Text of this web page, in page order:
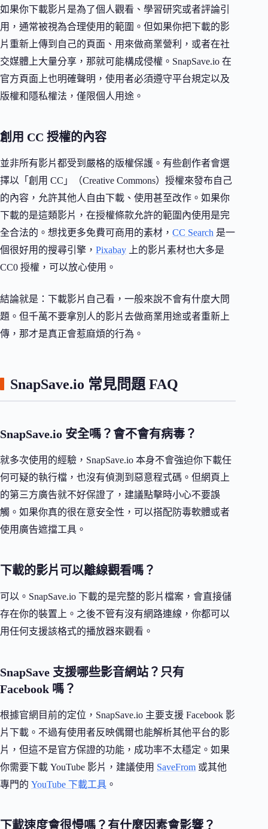
如果你下載影片是為了個人觀看、學習研究或者評論引
用，通常被視為合理使用的範圍。但如果你把下載的影
片重新上傳到自己的頁面、用來做商業營利，或者在社
交媒體上大量分享，那就可能構成侵權。SnapSave.io 在
官方頁面上也明確聲明，使用者必須遵守平台規定以及
版權和隱私權法，僅限個人用途。
創用 CC 授權的內容
並非所有影片都受到嚴格的版權保護。有些創作者會選
擇以「創用 CC」（Creative Commons）授權來發布自己
的內容，允許其他人自由下載、使用甚至改作。如果你
下載的是這類影片，在授權條款允許的範圍內使用是完
全合法的。想找更多免費可商用的素材， CC Search 是一
個很好用的搜尋引擎， Pixabay 上的影片素材也大多是
CC0 授權，可以放心使用。
結論就是：下載影片自己看，一般來說不會有什麼大問
題。但千萬不要拿別人的影片去做商業用途或者重新上
傳，那才是真正會惹麻煩的行為。
SnapSave.io 常見問題 FAQ
SnapSave.io 安全嗎？會不會有病毒？
就多次使用的經驗，SnapSave.io 本身不會強迫你下載任
何可疑的執行檔，也沒有偵測到惡意程式碼。但網頁上
的第三方廣告就不好保證了，建議點擊時小心不要誤
觸。如果你真的很在意安全性，可以搭配防毒軟體或者
使用廣告遮擋工具。
下載的影片可以離線觀看嗎？
可以。SnapSave.io 下載的是完整的影片檔案，會直接儲
存在你的裝置上。之後不管有沒有網路連線，你都可以
用任何支援該格式的播放器來觀看。
SnapSave 支援哪些影音網站？只有
Facebook 嗎？
根據官網目前的定位，SnapSave.io 主要支援 Facebook 影
片下載。不過有使用者反映偶爾也能解析其他平台的影
片，但這不是官方保證的功能，成功率不太穩定。如果
你需要下載 YouTube 影片，建議使用 SaveFrom 或其他
專門的 YouTube 下載工具 。
下載速度會很慢嗎？有什麼因素會影響？